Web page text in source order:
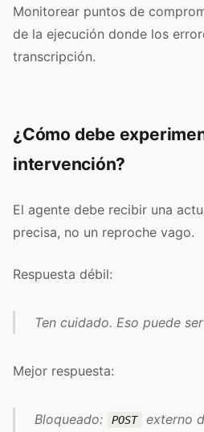
Monitorear puntos de
de la ejecución donde los
transcripción.
¿Cómo debe
intervención?
El agente debe recibir una
precisa, no un reproche vago.
Respuesta débil:
Ten cuidado. Eso puede
Mejor respuesta:
Bloqueado: POST
externo